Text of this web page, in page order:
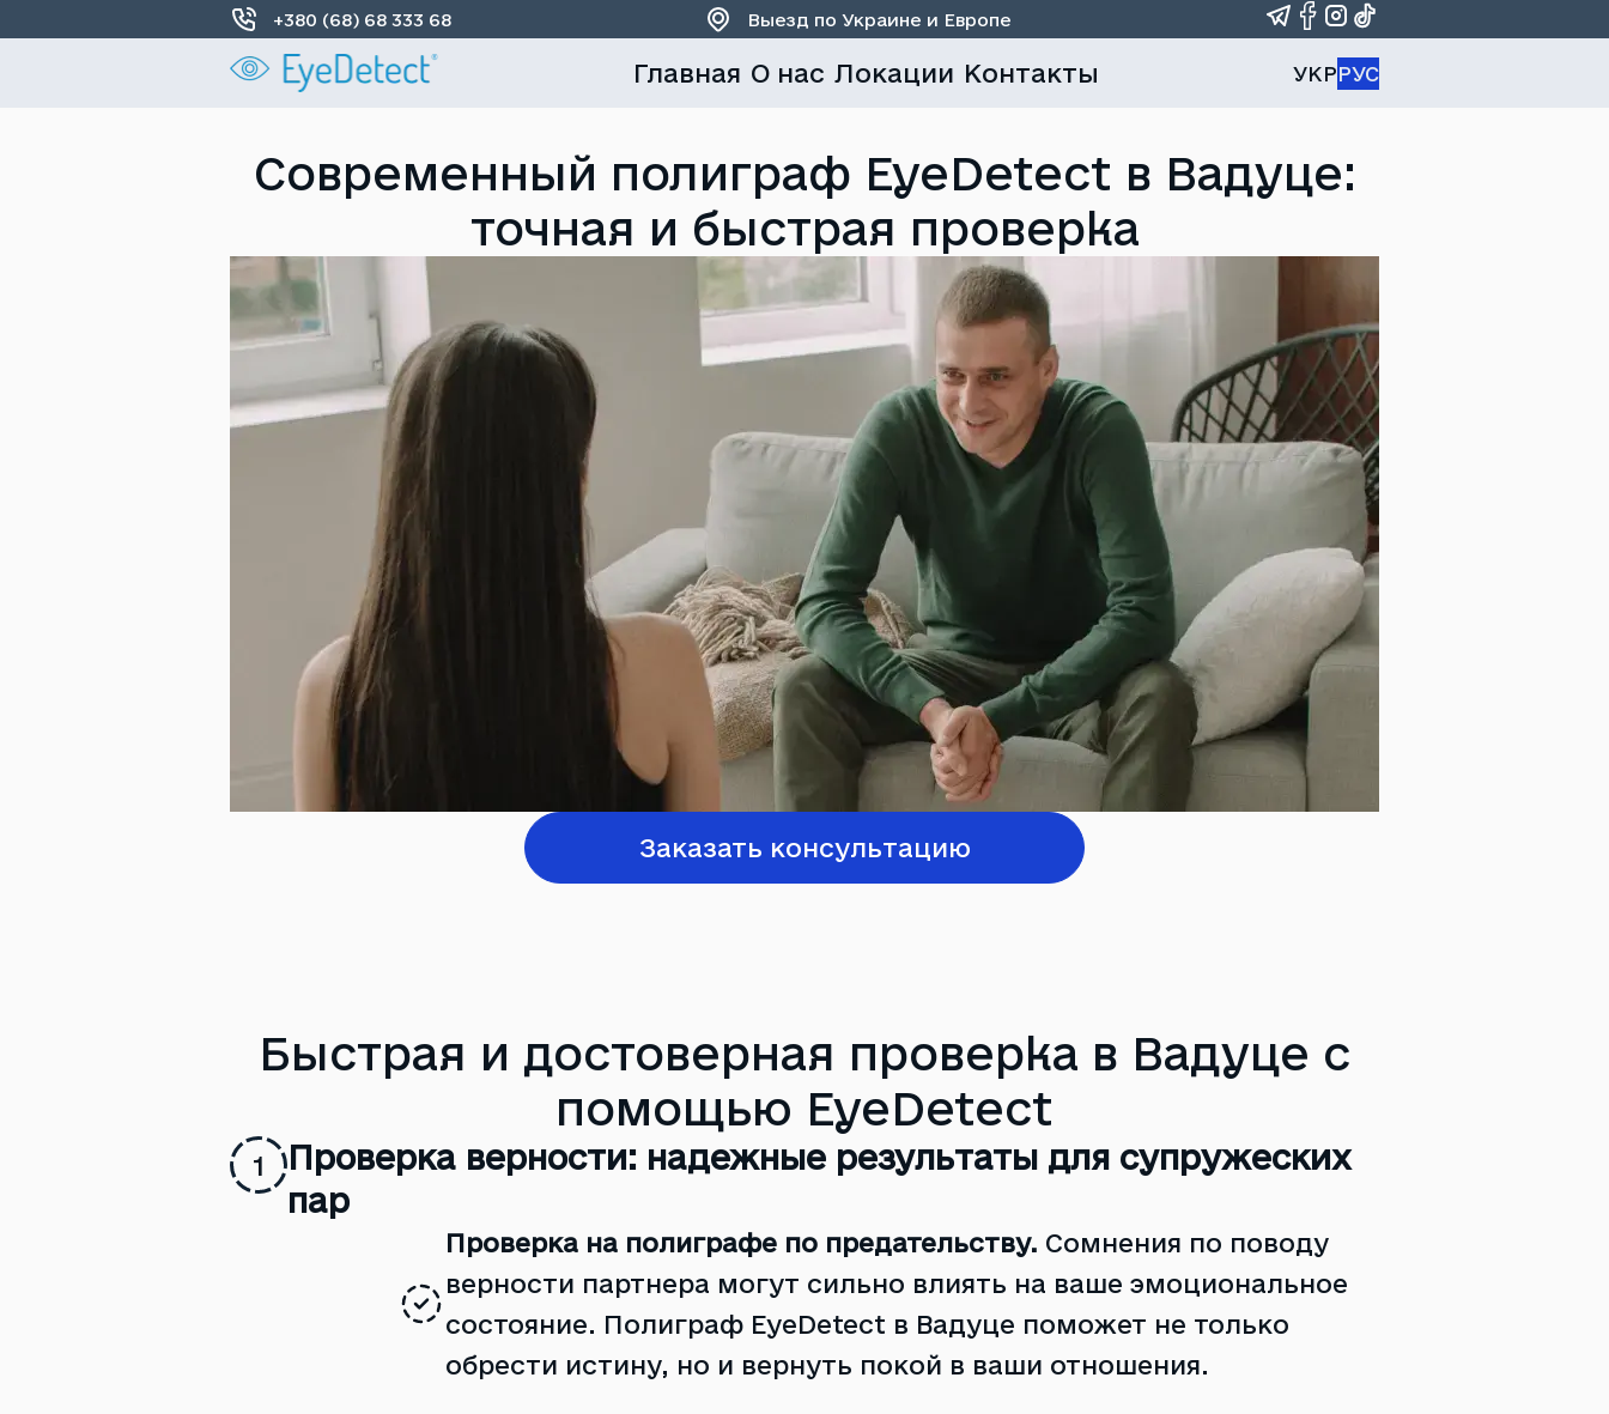
+380 (68) 68 333 68 Выезд по Украине и Европе
Главная О нас Локации Контакты УКРРУС
Современный полиграф EyeDetect в Вадуце:
точная и быстрая проверка
Заказать консультацию
Быстрая и достоверная проверка в Вадуце с
помощью EyeDetect
1
Проверка верности: надежные результаты для супружеских
пар
Проверка на полиграфе по предательству. Сомнения по поводу
верности партнера могут сильно влиять на ваше эмоциональное
состояние. Полиграф EyeDetect в Вадуце поможет не только
обрести истину, но и вернуть покой в ​​ваши отношения.